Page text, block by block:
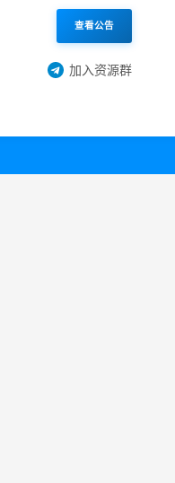
查看公告
加入资源群